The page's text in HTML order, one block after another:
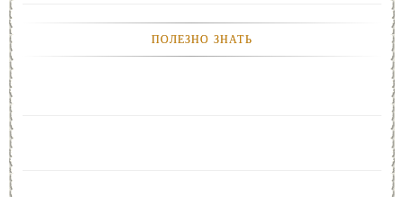
ПОЛЕЗНО ЗНАТЬ